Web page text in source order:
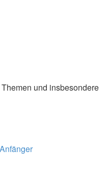
und insbesondere